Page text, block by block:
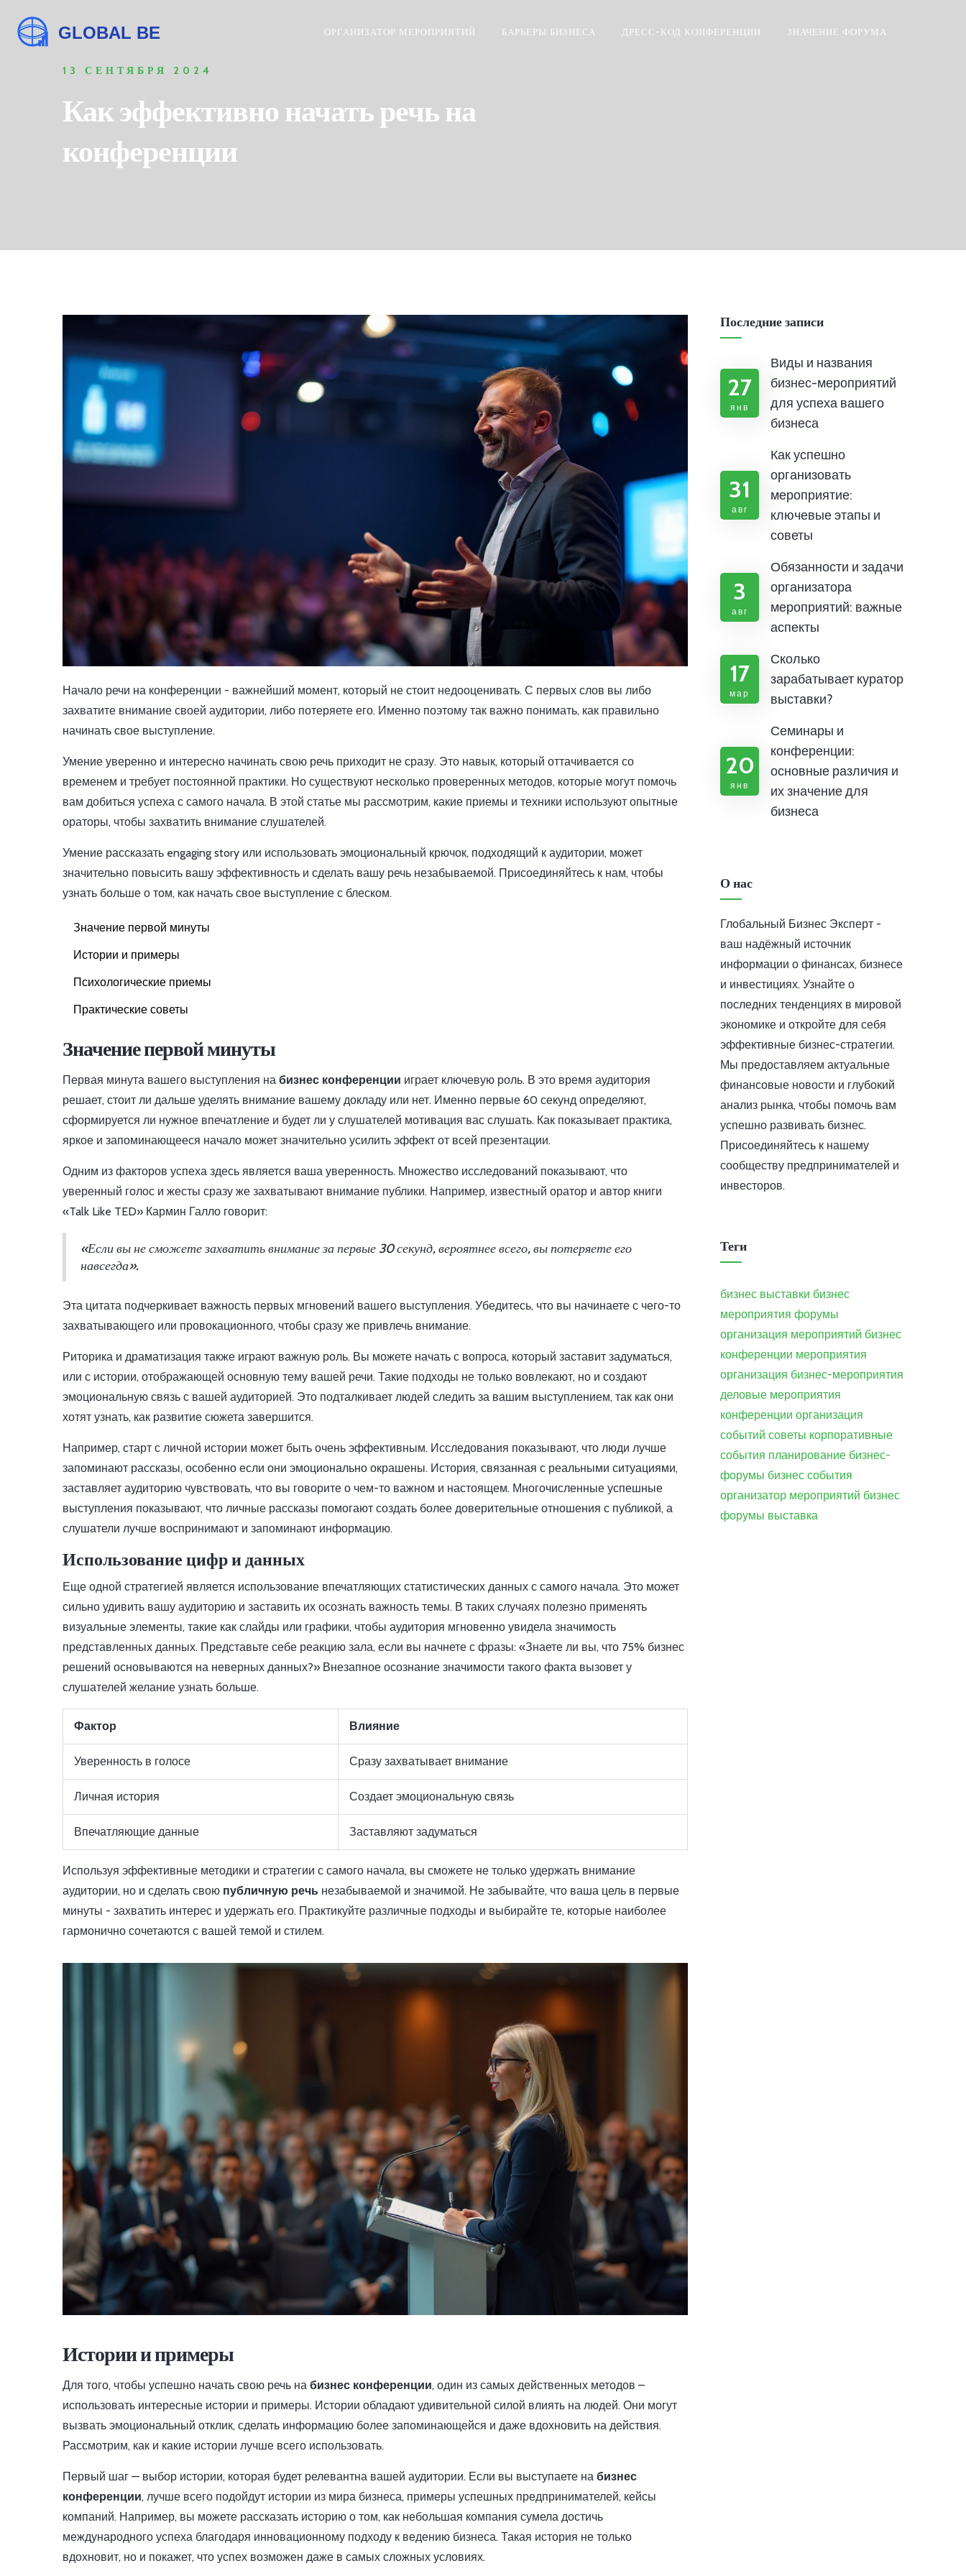
ОРГАНИЗАТОР МЕРОПРИЯТИЙ БАРЬЕРЫ БИЗНЕСА ДРЕСС-КОД КОНФЕРЕНЦИИ ЗНАЧЕНИЕ ФОРУМА
13 СЕНТЯБРЯ 2024
Как эффективно начать речь на
конференции
Начало речи на конференции - важнейший момент, который не стоит недооценивать. С первых слов вы либо
захватите внимание своей аудитории, либо потеряете его. Именно поэтому так важно понимать, как правильно
начинать свое выступление.
Умение уверенно и интересно начинать свою речь приходит не сразу. Это навык, который оттачивается со
временем и требует постоянной практики. Но существуют несколько проверенных методов, которые могут помочь
вам добиться успеха с самого начала. В этой статье мы рассмотрим, какие приемы и техники используют опытные
ораторы, чтобы захватить внимание слушателей.
Умение рассказать engaging story или использовать эмоциональный крючок, подходящий к аудитории, может
значительно повысить вашу эффективность и сделать вашу речь незабываемой. Присоединяйтесь к нам, чтобы
узнать больше о том, как начать свое выступление с блеском.
Значение первой минуты
Истории и примеры
Психологические приемы
Практические советы
Значение первой минуты
Первая минута вашего выступления на бизнес конференции играет ключевую роль. В это время аудитория
решает, стоит ли дальше уделять внимание вашему докладу или нет. Именно первые 60 секунд определяют,
сформируется ли нужное впечатление и будет ли у слушателей мотивация вас слушать. Как показывает практика,
яркое и запоминающееся начало может значительно усилить эффект от всей презентации.
Одним из факторов успеха здесь является ваша уверенность. Множество исследований показывают, что
уверенный голос и жесты сразу же захватывают внимание публики. Например, известный оратор и автор книги
«Talk Like TED» Кармин Галло говорит:
«Если вы не сможете захватить внимание за первые 30 секунд, вероятнее всего, вы потеряете его
навсегда».
Эта цитата подчеркивает важность первых мгновений вашего выступления. Убедитесь, что вы начинаете с чего-то
захватывающего или провокационного, чтобы сразу же привлечь внимание.
Риторика и драматизация также играют важную роль. Вы можете начать с вопроса, который заставит задуматься,
или с истории, отображающей основную тему вашей речи. Такие подходы не только вовлекают, но и создают
эмоциональную связь с вашей аудиторией. Это подталкивает людей следить за вашим выступлением, так как они
хотят узнать, как развитие сюжета завершится.
Например, старт с личной истории может быть очень эффективным. Исследования показывают, что люди лучше
запоминают рассказы, особенно если они эмоционально окрашены. История, связанная с реальными ситуациями,
заставляет аудиторию чувствовать, что вы говорите о чем-то важном и настоящем. Многочисленные успешные
выступления показывают, что личные рассказы помогают создать более доверительные отношения с публикой, а
слушатели лучше воспринимают и запоминают информацию.
Использование цифр и данных
Еще одной стратегией является использование впечатляющих статистических данных с самого начала. Это может
сильно удивить вашу аудиторию и заставить их осознать важность темы. В таких случаях полезно применять
визуальные элементы, такие как слайды или графики, чтобы аудитория мгновенно увидела значимость
представленных данных. Представьте себе реакцию зала, если вы начнете с фразы: «Знаете ли вы, что 75% бизнес
решений основываются на неверных данных?» Внезапное осознание значимости такого факта вызовет у
слушателей желание узнать больше.
Фактор Влияние
Уверенность в голосе Сразу захватывает внимание
Личная история Создает эмоциональную связь
Впечатляющие данные Заставляют задуматься
Используя эффективные методики и стратегии с самого начала, вы сможете не только удержать внимание
аудитории, но и сделать свою публичную речь незабываемой и значимой. Не забывайте, что ваша цель в первые
минуты - захватить интерес и удержать его. Практикуйте различные подходы и выбирайте те, которые наиболее
гармонично сочетаются с вашей темой и стилем.
Истории и примеры
Для того, чтобы успешно начать свою речь на бизнес конференции, один из самых действенных методов –
использовать интересные истории и примеры. Истории обладают удивительной силой влиять на людей. Они могут
вызвать эмоциональный отклик, сделать информацию более запоминающейся и даже вдохновить на действия.
Рассмотрим, как и какие истории лучше всего использовать.
Первый шаг — выбор истории, которая будет релевантна вашей аудитории. Если вы выступаете на бизнес
конференции, лучше всего подойдут истории из мира бизнеса, примеры успешных предпринимателей, кейсы
компаний. Например, вы можете рассказать историю о том, как небольшая компания сумела достичь
международного успеха благодаря инновационному подходу к ведению бизнеса. Такая история не только
вдохновит, но и покажет, что успех возможен даже в самых сложных условиях.
Последние записи
27
янв
Виды и названия
бизнес-мероприятий
для успеха вашего
бизнеса
31
авг
Как успешно
организовать
мероприятие:
ключевые этапы и
советы
3
авг
Обязанности и задачи
организатора
мероприятий: важные
аспекты
17
мар
Сколько
зарабатывает куратор
выставки?
20
янв
Семинары и
конференции:
основные различия и
их значение для
бизнеса
О нас
Глобальный Бизнес Эксперт -
ваш надёжный источник
информации о финансах, бизнесе
и инвестициях. Узнайте о
последних тенденциях в мировой
экономике и откройте для себя
эффективные бизнес-стратегии.
Мы предоставляем актуальные
финансовые новости и глубокий
анализ рынка, чтобы помочь вам
успешно развивать бизнес.
Присоединяйтесь к нашему
сообществу предпринимателей и
инвесторов.
Теги
бизнес выставки бизнес
мероприятия форумы
организация мероприятий бизнес
конференции мероприятия
организация бизнес-мероприятия
деловые мероприятия
конференции организация
событий советы корпоративные
события планирование бизнес-
форумы бизнес события
организатор мероприятий бизнес
форумы выставка